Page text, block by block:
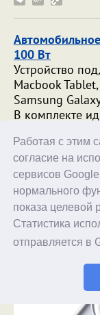
Работая с этим
согласие на
сервисов
нормального
показа целевой
Статистика
отправляется в
100 Вт
Устройство
Macbook
Samsung
В комплекте
регулирует
безопасной
от перегрузки
защита от
защита от
короткого
руб.